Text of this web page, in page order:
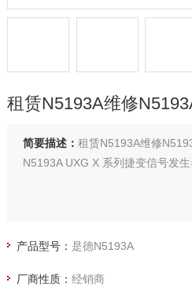
租赁N5193A维修
简要描述： 租赁N5193A维修
N5193A UXG X 系列捷变信号发
产品型号： 是德N5193A
厂商性质： 经销商